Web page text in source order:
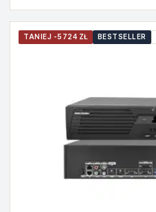
TANIEJ -5724 ZŁ BESTSELLER